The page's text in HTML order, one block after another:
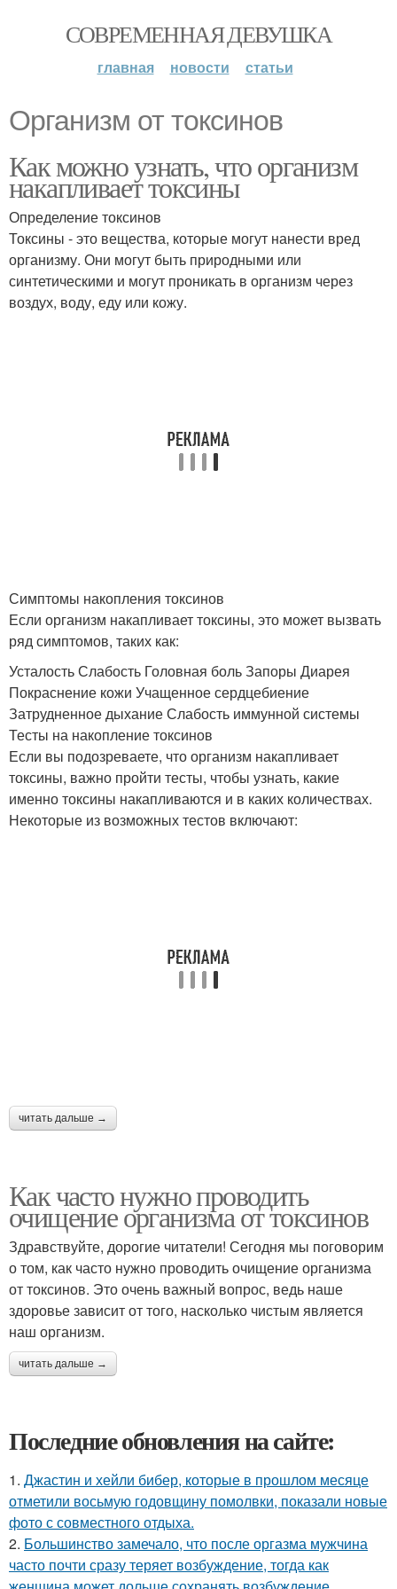
СОВРЕМЕННАЯ ДЕВУШКА
главная новости статьи
Организм от токсинов
Как можно узнать, что организм
накапливает токсины
Определение токсинов
Токсины - это вещества, которые могут нанести вред
организму. Они могут быть природными или
синтетическими и могут проникать в организм через
воздух, воду, еду или кожу.
Симптомы накопления токсинов
Если организм накапливает токсины, это может вызвать
ряд симптомов, таких как:
Усталость Слабость Головная боль Запоры Диарея
Покраснение кожи Учащенное сердцебиение
Затрудненное дыхание Слабость иммунной системы
Тесты на накопление токсинов
Если вы подозреваете, что организм накапливает
токсины, важно пройти тесты, чтобы узнать, какие
именно токсины накапливаются и в каких количествах.
Некоторые из возможных тестов включают:
читать дальше →
Как часто нужно проводить
очищение организма от токсинов
Здравствуйте, дорогие читатели! Сегодня мы поговорим
о том, как часто нужно проводить очищение организма
от токсинов. Это очень важный вопрос, ведь наше
здоровье зависит от того, насколько чистым является
наш организм.
читать дальше →
Последние обновления на сайте:
1. Джастин и хейли бибер, которые в прошлом месяце
отметили восьмую годовщину помолвки, показали новые
фото с совместного отдыха.
2. Большинство замечало, что после оргазма мужчина
часто почти сразу теряет возбуждение, тогда как